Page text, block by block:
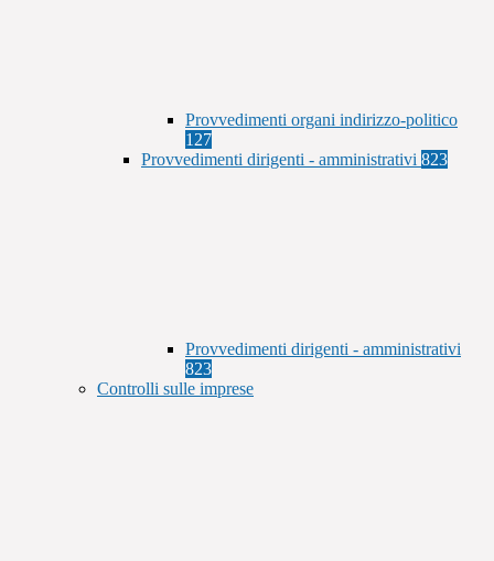
Provvedimenti organi indirizzo-politico
127
Provvedimenti dirigenti - amministrativi 823
Provvedimenti dirigenti - amministrativi
823
Controlli sulle imprese